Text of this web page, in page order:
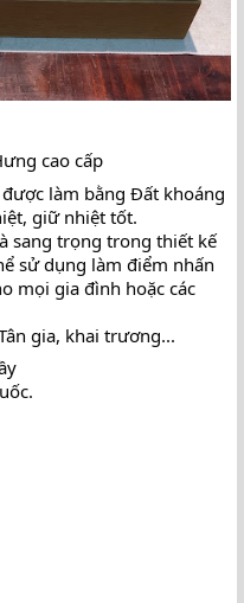
cao cấp
làm bằng Đất khoáng
giữ nhiệt tốt.
sang trọng trong thiết kế
sử dụng làm điểm nhấn
mọi gia đình hoặc các
gia, khai trương...